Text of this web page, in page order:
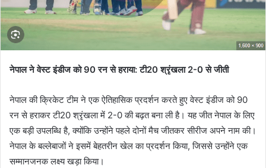
नेपाल ने वेस्ट इंडीज को 90 रन से हराया: टी20 श्रृंखला 2-0 से जीती
नेपाल की क्रिकेट टीम ने एक ऐतिहासिक प्रदर्शन करते हुए वेस्ट इंडीज को 90
रन से हराकर टी20 श्रृंखला में 2-0 की बढ़त बना ली है। यह जीत नेपाल के लिए
एक बड़ी उपलब्धि है, क्योंकि उन्होंने पहले दोनों मैच जीतकर सीरीज अपने नाम की।
नेपाल के बल्लेबाजों ने इसमें बेहतरीन खेल का प्रदर्शन किया, जिससे उन्होंने एक
सम्मानजनक लक्ष्य खड़ा किया।